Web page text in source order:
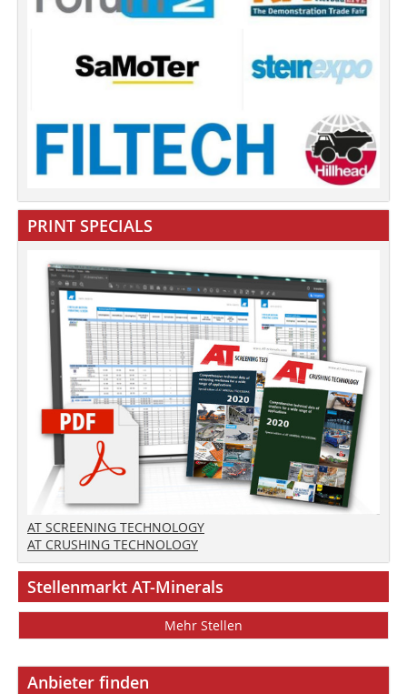
PRINT SPECIALS
AT SCREENING TECHNOLOGY
AT CRUSHING TECHNOLOGY
Stellenmarkt AT-Minerals
Mehr Stellen
Anbieter finden